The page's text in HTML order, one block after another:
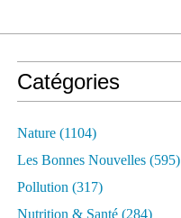
Catégories
Nature (1104)
Les Bonnes Nouvelles (595)
Pollution (317)
Nutrition & Santé (284)